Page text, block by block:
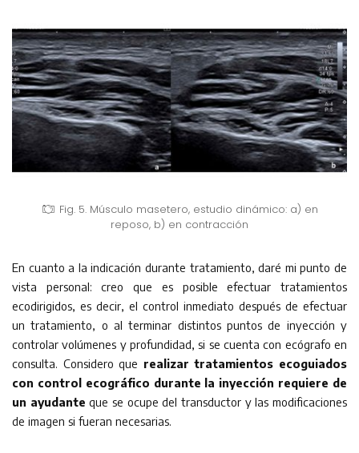
Fig. 5. Músculo masetero, estudio dinámico: a) en
reposo, b) en contracción
En cuanto a la indicación durante tratamiento, daré mi punto de
vista personal: creo que es posible efectuar tratamientos
ecodirigidos, es decir, el control inmediato después de efectuar
un tratamiento, o al terminar distintos puntos de inyección y
controlar volúmenes y profundidad, si se cuenta con ecógrafo en
consulta. Considero que realizar tratamientos ecoguiados
con control ecográfico durante la inyección requiere de
un ayudanteque se ocupe del transductor y las modificaciones
de imagen si fueran necesarias.